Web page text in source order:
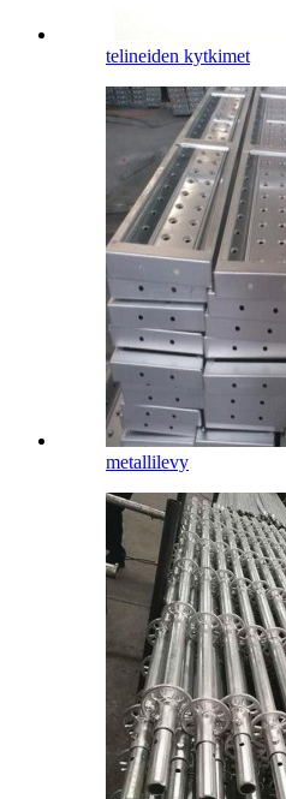
telineiden kytkimet
metallilevy